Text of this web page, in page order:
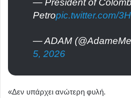
— President of
Petropic.twitter.com/
— ADAM
5, 2026
«Δεν υπάρχει ανώτερη φυλή.